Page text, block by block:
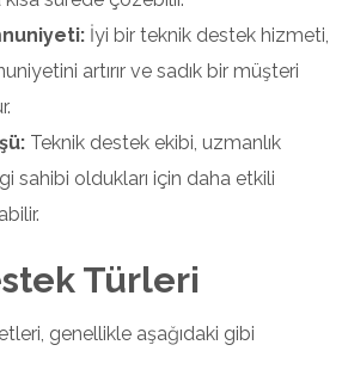
İyi bir teknik destek hizmeti,
artırır ve sadık bir müşteri
Teknik destek ekibi, uzmanlık
sahibi oldukları için daha etkili
Türleri
genellikle aşağıdaki gibi